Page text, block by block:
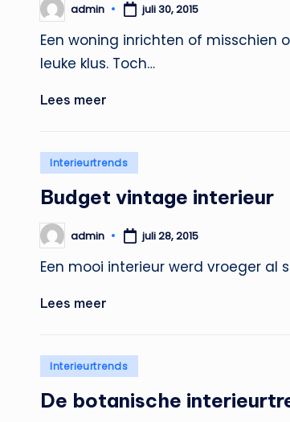
Geplaatst
door
admin juli 30, 2015
Een woning inrichten of misschien
leuke klus. Toch…
Lees meer
Geplaatst
Interieurtrends
Budget vintage interieur
Geplaatst
door
admin juli 28, 2015
Een mooi interieur werd vroeger al
Lees meer
Geplaatst
Interieurtrends
De botanische